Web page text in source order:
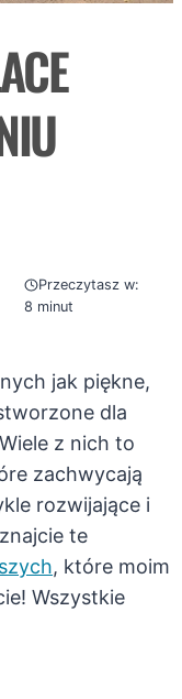
Przeczytasz w:
8 minut
jak piękne,
dla
z nich to
zachwycają
rozwijające i
te
, które moim
Wszystkie